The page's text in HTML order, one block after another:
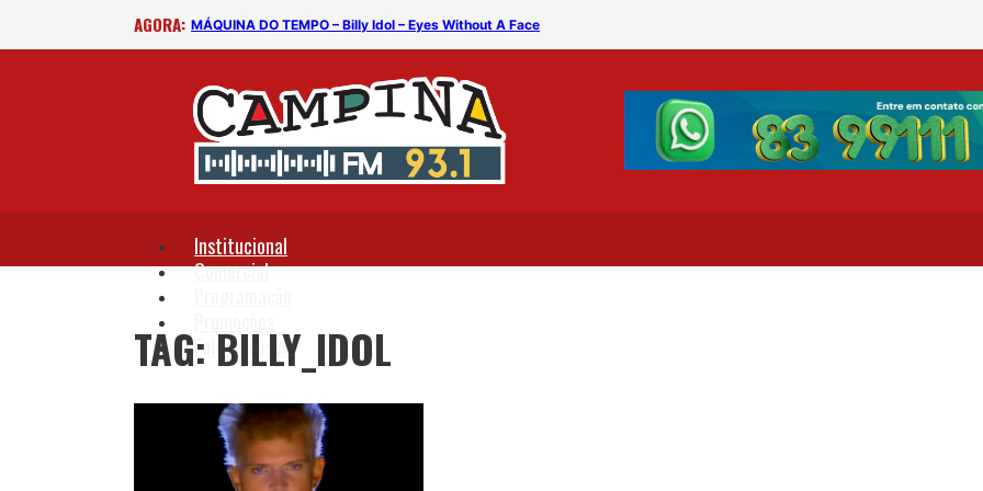
AGORA: MÁQUINA DO TEMPO – Billy Idol – Eyes Without A Face
Institucional
Comercial
Fale Conosco
TAG: BILLY_IDOL